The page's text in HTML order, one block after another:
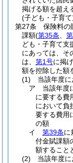
掲げる額を超え
(子ども・子育
第27条
保険料の
課額(第35条
ども・子育て支
にあっては、そ
は、 第1号に掲
額を控除した額
(1)
当該年度
ア
当該年度
に要する費
において負
要する費用
の額
イ
第39条に
付金賦課額
額すること
(2)
当該年度